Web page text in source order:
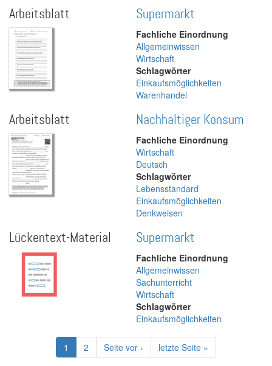
Arbeitsblatt Supermarkt
Fachliche Einordnung
Allgemeinwissen
Wirtschaft
Schlagwörter
Einkaufsmöglichkeiten
Warenhandel
Arbeitsblatt Nachhaltiger Konsum
Fachliche Einordnung
Wirtschaft
Deutsch
Schlagwörter
Lebensstandard
Einkaufsmöglichkeiten
Denkweisen
Lückentext-Material Supermarkt
Fachliche Einordnung
Allgemeinwissen
Sachunterricht
Wirtschaft
Schlagwörter
Einkaufsmöglichkeiten
Seitennummerierung
Aktuelle
Seite
1 Page
2
Nächste
Seite
Seite vor ›
Letzte
Seite
letzte Seite »